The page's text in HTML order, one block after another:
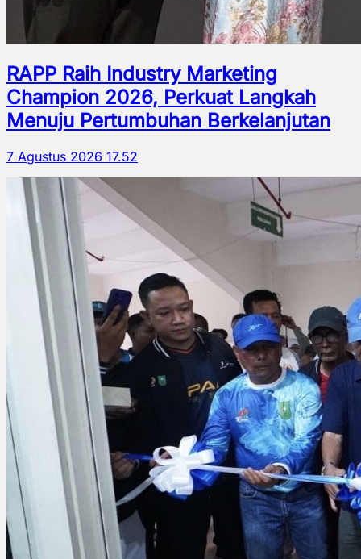
RAPP Raih Industry Marketing
Champion 2026, Perkuat Langkah
Menuju Pertumbuhan Berkelanjutan
7 Agustus 2026 17.52